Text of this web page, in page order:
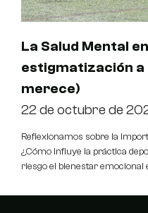
La Salud Mental
estigmatización a
merece)
22 de octubre de
Reflexionamos sobre la
¿Cómo influye la práctica
riesgo el bienestar emocional